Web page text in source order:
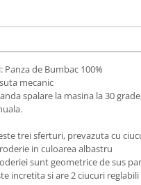
Panza de Bumbac 100%
cusuta mecanic
spalare la masina la 30
trei sferturi, prevazuta cu
in culoarea albastru
sunt geometrice de sus
incretita si are 2 ciucuri reglabili